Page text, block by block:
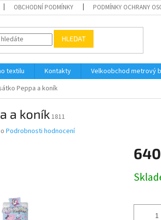
OBCHODNÍ PODMÍNKY PODMÍNKY OCHRANY
HLEDAT
textilu Kontakty Velkoobchod metrový
Peppa a koník
a koník 1811
Podrobnosti hodnocení
cena: